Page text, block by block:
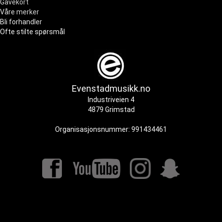
Gavekort
Våre merker
Bli forhandler
Ofte stilte spørsmål
Evenstadmusikk.no
Industriveien 4
4879 Grimstad
Organisasjonsnummer: 991434461